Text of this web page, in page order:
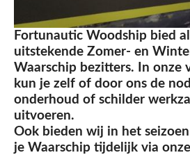
Fortunautic Woodship bied
uitstekende Zomer- en
Waarschip bezitters. In onze
kun je zelf of door ons de
onderhoud of schilder
uitvoeren.
Ook bieden wij in het
je Waarschip tijdelijk via